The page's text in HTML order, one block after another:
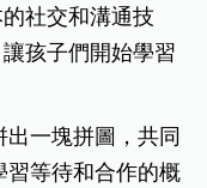
社交和溝通技
孩子們開始學習
一塊拼圖，共同
習等待和合作的概